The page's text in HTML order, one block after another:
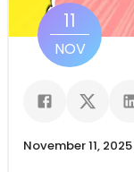
11
NOV
November 11, 2025